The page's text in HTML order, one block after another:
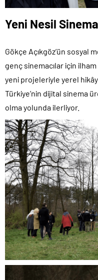
Yeni Nesil
Gökçe Açıkgöz’ün sosyal
genç sinemacılar için
yeni projeleriyle yerel
Türkiye’nin dijital sinema
olma yolunda ilerliyor.